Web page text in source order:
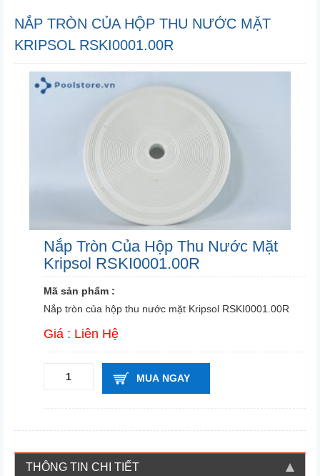
NẮP TRÒN CỦA HỘP THU NƯỚC MẶT
KRIPSOL RSKI0001.00R
Nắp Tròn Của Hộp Thu Nước Mặt
Kripsol RSKI0001.00R
Mã sản phẩm :
Nắp tròn của hộp thu nước mặt Kripsol RSKI0001.00R
Giá : Liên Hệ
MUA NGAY
THÔNG TIN CHI TIẾT